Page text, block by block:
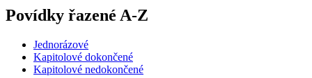
Povídky řazené A-Z
Jednorázové
Kapitolové dokončené
Kapitolové nedokončené